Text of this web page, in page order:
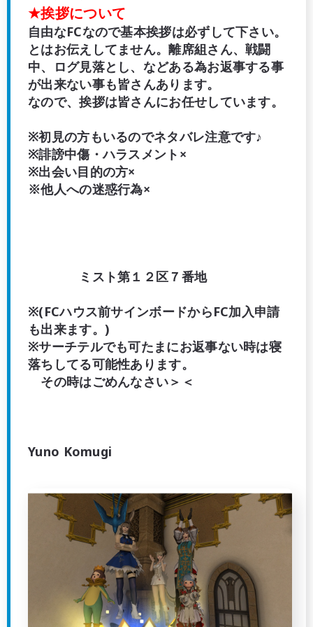
★挨拶について
自由なFCなので基本挨拶は必ずして下さい。
とはお伝えしてません。離席組さん、戦闘
中、ログ見落とし、などある為お返事する事
が出来ない事も皆さんあります。
なので、挨拶は皆さんにお任せしています。
※初見の方もいるのでネタバレ注意です♪
※誹謗中傷・ハラスメント×
※出会い目的の方×
※他人への迷惑行為×
ミスト第１２区７番地
※(FCハウス前サインボードからFC加入申請
も出来ます。)
※サーチテルでも可たまにお返事ない時は寝
落ちしてる可能性あります。
その時はごめんなさい＞＜
Yuno Komugi